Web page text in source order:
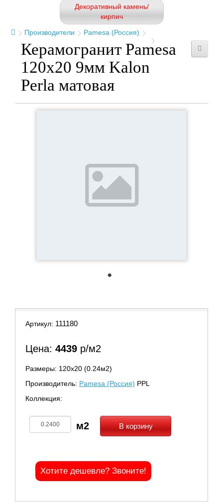
Декоративный камень/
кирпич
Производители
Pamesa (Россия)
Керамогранит Pamesa
120x20 9мм Kalon
Perla матовая
Артикул: 111180
Цена: 4439 р/м2
Размеры: 120х20 (0.24м2)
Производитель: Pamesa (Россия) PPL
Коллекция:
В корзину
Хотите дешевле? Звоните!